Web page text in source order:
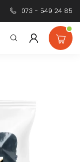
Persoonlijk
073 - 549 24 85